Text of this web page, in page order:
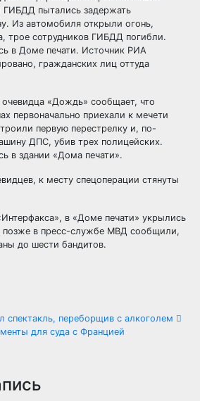
ГИБДД пытались задержать
Из автомобиля открыли огонь,
трое сотрудников ГИБДД погибли.
в Доме печати. Источник РИА
гражданских лиц оттуда
«Дождь» сообщает, что
первоначально приехали к мечети
первую перестрелку и, по-
ДПС, убив трех полицейских.
в здании «Дома печати».
к месту спецоперации стянуты
в «Доме печати» укрылись
позже в пресс-службе МВД сообщили,
до шести бандитов.
спектакль, переборщив с алкоголем
для суда с Францией